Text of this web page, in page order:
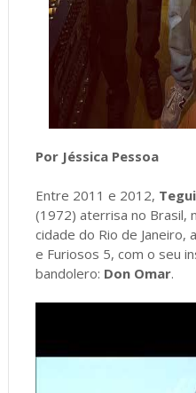
Por Jéssica Pessoa
Entre 2011 e 2012,
(1972) aterrisa no Brasil,
cidade do Rio de Janeiro,
e Furiosos 5, com o seu
bandolero: Don Omar.